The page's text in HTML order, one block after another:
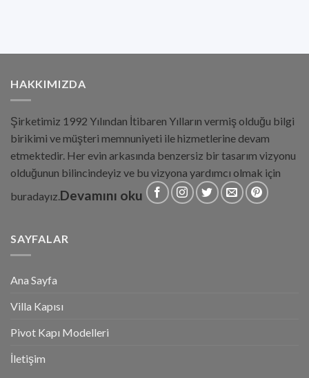
HAKKIMIZDA
Şirketimiz 1992 Yılından İtibaren Yılların vermiş olduğu bilgi
birikimi ve müşteri memnuniyeti ile hizmetlerine devam
etmektedir. Her evin arkasında benzersiz bir tasarım vizyonu
olduğunun bilincindeyiz ve bu vizyona yardımcı olmak için
buradayız. Devamını oku
SAYFALAR
Ana Sayfa
Villa Kapısı
Pivot Kapı Modelleri
İletişim